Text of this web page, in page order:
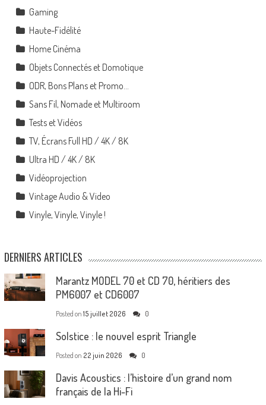
Gaming
Haute-Fidélité
Home Cinéma
Objets Connectés et Domotique
ODR, Bons Plans et Promo…
Sans Fil, Nomade et Multiroom
Tests et Vidéos
TV, Écrans Full HD / 4K / 8K
Ultra HD / 4K / 8K
Vidéoprojection
Vintage Audio & Video
Vinyle, Vinyle, Vinyle !
DERNIERS ARTICLES
Marantz MODEL 70 et CD 70, héritiers des
PM6007 et CD6007
Posted on 15 juillet 2026 0
Solstice : le nouvel esprit Triangle
Posted on 22 juin 2026 0
Davis Acoustics : l’histoire d’un grand nom
français de la Hi-Fi